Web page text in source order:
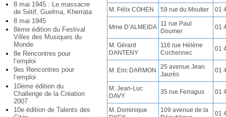
8 mai 1945 : Le massacre
de Sétif, Guelma, Kherrata
8 mai 1945
8ème édition du Festival
Villes des Musiques du
Monde
8e Rencontres pour
l’emploi
9es Rencontres pour
l’emploi
10ème édition du
Challenge de la Création
2007
10e édition de Talents des
M. Félix COHEN 59 rue du Moutier 01
Mme D’ALMEIDA 11 rue Paul
Doumer
01
M. Gérard
DANTENY
116 rue Hélène
Cochennec
01
M. Eric DARMON
25 avenue Jean
Jaurès
01
M. Jean-Luc
DAVY
35 rue Ferragus 01
M. Dominique
109 avenue de la
01